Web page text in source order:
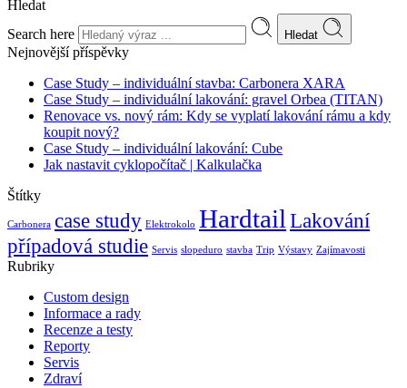
Hledat
Search here
Hledat
Nejnovější příspěvky
Case Study – individuální stavba: Carbonera XARA
Case Study – individuální lakování: gravel Orbea (TITAN)
Renovace vs. nový rám: Kdy se vyplatí lakování rámu a kdy
koupit nový?
Case Study – individuální lakování: Cube
Jak nastavit cyklopočítač | Kalkulačka
Štítky
Carbonera case study Elektrokolo Hardtail Lakování
případová studie Servis slopeduro stavba Trip Výstavy Zajímavosti
Rubriky
Custom design
Informace a rady
Recenze a testy
Reporty
Servis
Zdraví